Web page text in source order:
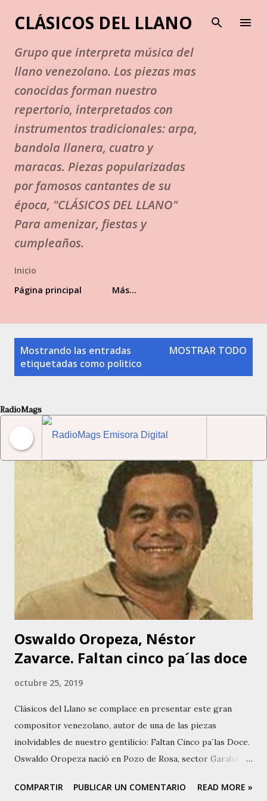
Ir al contenido principal
CLÁSICOS DEL LLANO
Grupo que interpreta música del
llano venezolano. Los piezas mas
conocidas forman nuestro
repertorio, interpretados con
instrumentos tradicionales: arpa,
bandola llanera, cuatro y
maracas. Piezas popularizadas
por famosos cantantes de su
época, "CLÁSICOS DEL LLANO"
Para amenizar, fiestas y
cumpleaños.
Inicio
Página principal
Más…
Entradas
Mostrando las entradas
etiquetadas como politico
MOSTRAR TODO
RadioMags
RadioMags Emisora Digital Venezolana
Oswaldo Oropeza, Néstor
Zavarce. Faltan cinco pa´las doce
octubre 25, 2019
Clásicos del Llano se complace en presentar este gran
compositor venezolano, autor de una de las piezas
inolvidables de nuestro gentilicio: Faltan Cinco pa´las Doce.
Oswaldo Oropeza nació en Pozo de Rosa, sector Garabato,
el 3 de diciembre 1998, Los Teques. Su nombre completa
COMPARTIR PUBLICAR UN COMENTARIO READ MORE »